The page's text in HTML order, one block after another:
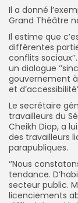
Il a donné
Grand Théâtre
Il estime que
différentes
conflits
un dialogue
gouvernement à
et
Le secrétaire
travailleurs du
Cheikh Diop, a
des travailleurs
parapubliques.
‘’Nous
tendance.
secteur public.
licenciements